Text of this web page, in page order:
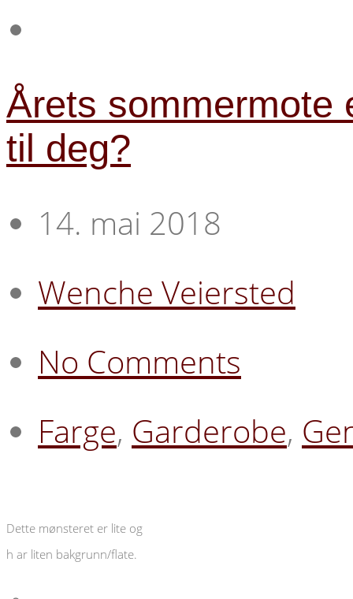
Årets sommermote
til deg?
14. mai 2018
Wenche Veiersted
No Comments
Farge, Garderobe,
Dette mønsteret er lite og
h ar liten bakgrunn/flate.